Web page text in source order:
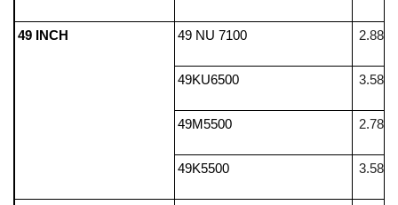
49 INCH 49 NU 7100
49KU6500
49M5500
49K5500